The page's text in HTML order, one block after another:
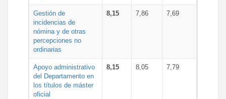
Gestión de
incidencias de
nómina y de otras
percepciones no
ordinarias
8,15 7,86 7,69
Apoyo administrativo
del Departamento en
los títulos de máster
oficial
8,15 8,05 7,79